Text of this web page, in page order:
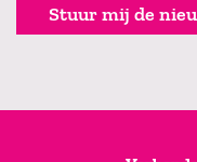
Stuur mij de